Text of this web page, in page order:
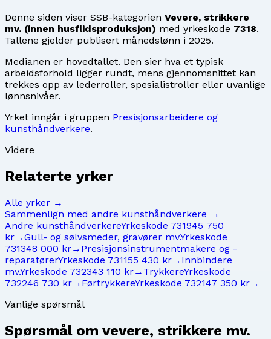
Denne siden viser SSB-kategorien Vevere, strikkere
mv. (innen husflidsproduksjon) med yrkeskode 7318.
Tallene gjelder publisert månedslønn i 2025.
Medianen er hovedtallet. Den sier hva et typisk
arbeidsforhold ligger rundt, mens gjennomsnittet kan
trekkes opp av lederroller, spesialistroller eller uvanlige
lønnsnivåer.
Yrket inngår i gruppen Presisjonsarbeidere og
kunsthåndverkere.
Videre
Relaterte yrker
Alle yrker →
Sammenlign med andre kunsthåndverkere →
Andre kunsthåndverkereYrkeskode 731945 750
kr→Gull- og sølvsmeder, gravører mv.Yrkeskode
731348 000 kr→ Presisjonsinstrumentmakere og -
reparatørerYrkeskode 731155 430 kr→ Innbindere
mv.Yrkeskode 732343 110 kr→ TrykkereYrkeskode
732246 730 kr→ FørtrykkereYrkeskode 732147 350 kr→
Vanlige spørsmål
Spørsmål om vevere, strikkere mv.